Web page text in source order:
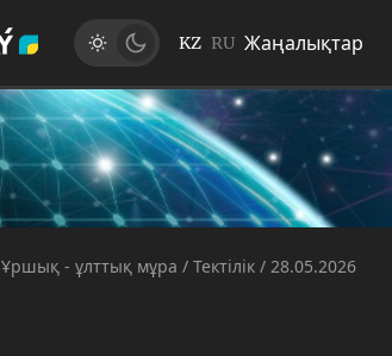
KZ RU Жаңалықтар
Ұршық - ұлттық мұра / Тектілік / 28.05.2026